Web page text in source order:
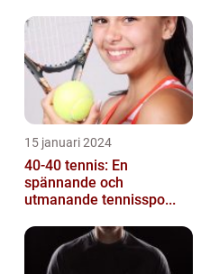
15 januari 2024
40-40 tennis: En
spännande och
utmanande tennisspo...